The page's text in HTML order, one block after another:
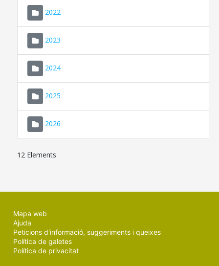
2022
2023
2024
2025
2026
12 Elements
Mapa web
Ajuda
Peticions d'informació, suggeriments i queixes
Política de galetes
Política de privacitat